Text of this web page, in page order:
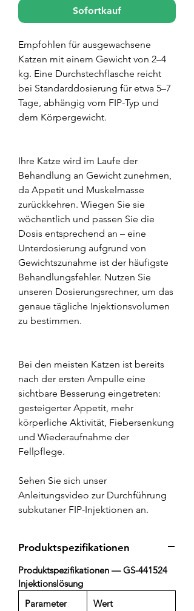
Sofortkauf
Empfohlen für ausgewachsene
Katzen mit einem Gewicht von 2–4
kg. Eine Durchstechflasche reicht
bei Standarddosierung für etwa 5–7
Tage, abhängig vom FIP-Typ und
dem Körpergewicht.
Ihre Katze wird im Laufe der
Behandlung an Gewicht zunehmen,
da Appetit und Muskelmasse
zurückkehren. Wiegen Sie sie
wöchentlich und passen Sie die
Dosis entsprechend an – eine
Unterdosierung aufgrund von
Gewichtszunahme ist der häufigste
Behandlungsfehler. Nutzen Sie
unseren Dosierungsrechner, um das
genaue tägliche Injektionsvolumen
zu bestimmen.
Bei den meisten Katzen ist bereits
nach der ersten Ampulle eine
sichtbare Besserung eingetreten:
gesteigerter Appetit, mehr
körperliche Aktivität, Fiebersenkung
und Wiederaufnahme der
Fellpflege.
Sehen Sie sich unser
Anleitungsvideo zur Durchführung
subkutaner FIP-Injektionen an.
Produktspezifikationen
Produktspezifikationen — GS-441524
Injektionslösung
Parameter
Wert